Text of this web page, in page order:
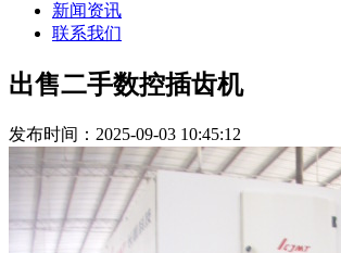
新闻资讯
联系我们
出售二手数控插齿机
发布时间：2025-09-03 10:45:12